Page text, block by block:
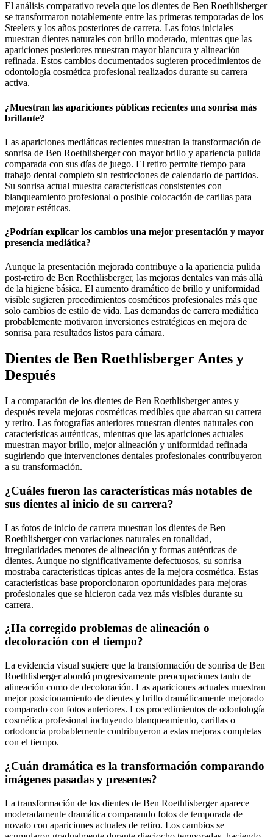
El análisis comparativo revela que los dientes de Ben Roethlisberger
se transformaron notablemente entre las primeras temporadas de los
Steelers y los años posteriores de carrera. Las fotos iniciales
muestran dientes naturales con brillo moderado, mientras que las
apariciones posteriores muestran mayor blancura y alineación
refinada. Estos cambios documentados sugieren procedimientos de
odontología cosmética profesional realizados durante su carrera
activa.
¿Muestran las apariciones públicas recientes una sonrisa más
brillante?
Las apariciones mediáticas recientes muestran la transformación de
sonrisa de Ben Roethlisberger con mayor brillo y apariencia pulida
comparada con sus días de juego. El retiro permite tiempo para
trabajo dental completo sin restricciones de calendario de partidos.
Su sonrisa actual muestra características consistentes con
blanqueamiento profesional o posible colocación de carillas para
mejorar estéticas.
¿Podrían explicar los cambios una mejor presentación y mayor
presencia mediática?
Aunque la presentación mejorada contribuye a la apariencia pulida
post-retiro de Ben Roethlisberger, las mejoras dentales van más allá
de la higiene básica. El aumento dramático de brillo y uniformidad
visible sugieren procedimientos cosméticos profesionales más que
solo cambios de estilo de vida. Las demandas de carrera mediática
probablemente motivaron inversiones estratégicas en mejora de
sonrisa para resultados listos para cámara.
Dientes de Ben Roethlisberger Antes y
Después
La comparación de los dientes de Ben Roethlisberger antes y
después revela mejoras cosméticas medibles que abarcan su carrera
y retiro. Las fotografías anteriores muestran dientes naturales con
características auténticas, mientras que las apariciones actuales
muestran mayor brillo, mejor alineación y uniformidad refinada
sugiriendo que intervenciones dentales profesionales contribuyeron
a su transformación.
¿Cuáles fueron las características más notables de
sus dientes al inicio de su carrera?
Las fotos de inicio de carrera muestran los dientes de Ben
Roethlisberger con variaciones naturales en tonalidad,
irregularidades menores de alineación y formas auténticas de
dientes. Aunque no significativamente defectuosos, su sonrisa
mostraba características típicas antes de la mejora cosmética. Estas
características base proporcionaron oportunidades para mejoras
profesionales que se hicieron cada vez más visibles durante su
carrera.
¿Ha corregido problemas de alineación o
decoloración con el tiempo?
La evidencia visual sugiere que la transformación de sonrisa de Ben
Roethlisberger abordó progresivamente preocupaciones tanto de
alineación como de decoloración. Las apariciones actuales muestran
mejor posicionamiento de dientes y brillo dramáticamente mejorado
comparado con fotos anteriores. Los procedimientos de odontología
cosmética profesional incluyendo blanqueamiento, carillas o
ortodoncia probablemente contribuyeron a estas mejoras completas
con el tiempo.
¿Cuán dramática es la transformación comparando
imágenes pasadas y presentes?
La transformación de los dientes de Ben Roethlisberger aparece
moderadamente dramática comparando fotos de temporada de
novato con apariciones actuales de retiro. Los cambios se